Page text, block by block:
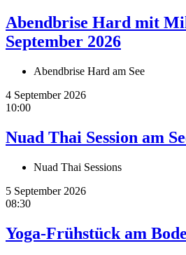
Abendbrise Hard mit
September 2026
Abendbrise Hard am See
4 September 2026
10:00
Nuad Thai Session am
Nuad Thai Sessions
5 September 2026
08:30
Yoga-Frühstück am